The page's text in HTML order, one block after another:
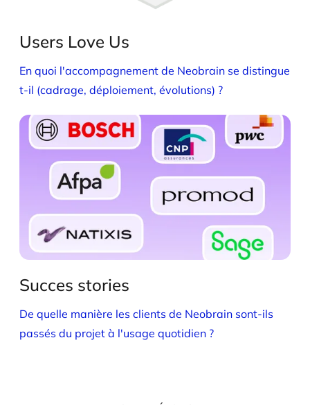
Users Love Us
En quoi l'accompagnement de Neobrain se distingue
t-il (cadrage, déploiement, évolutions) ?
Succes stories
De quelle manière les clients de Neobrain sont-ils
passés du projet à l'usage quotidien ?